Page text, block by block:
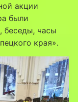
акции
были
беседы, часы
края».